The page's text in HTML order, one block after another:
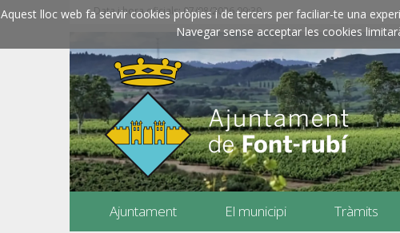
Aquest lloc web fa servir cookies pròpies i de tercers per faciliar-te una
Navegar sense acceptar les cookies
Data i hora oficials: 07/08/2026 09:39
Ajuntament El municipi Tràmits